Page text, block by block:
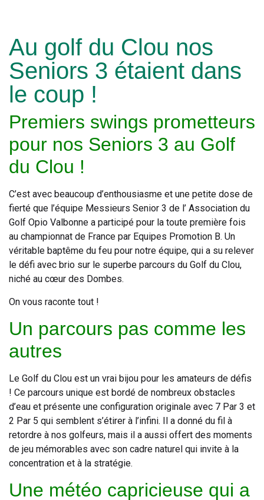
Au golf du Clou nos
Seniors 3 étaient dans
le coup !
Premiers swings prometteurs
pour nos Seniors 3 au Golf
du Clou !
C’est avec beaucoup d’enthousiasme et une petite dose de
fierté que l’équipe Messieurs Senior 3 de l’ Association du
Golf Opio Valbonne a participé pour la toute première fois
au championnat de France par Equipes Promotion B. Un
véritable baptême du feu pour notre équipe, qui a su relever
le défi avec brio sur le superbe parcours du Golf du Clou,
niché au cœur des Dombes.
On vous raconte tout !
Un parcours pas comme les
autres
Le Golf du Clou est un vrai bijou pour les amateurs de défis
! Ce parcours unique est bordé de nombreux obstacles
d’eau et présente une configuration originale avec 7 Par 3 et
2 Par 5 qui semblent s’étirer à l’infini. Il a donné du fil à
retordre à nos golfeurs, mais il a aussi offert des moments
de jeu mémorables avec son cadre naturel qui invite à la
concentration et à la stratégie.
Une météo capricieuse qui a